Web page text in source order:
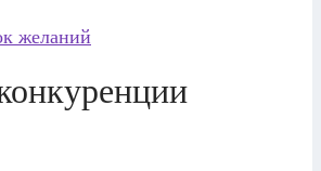
желаний